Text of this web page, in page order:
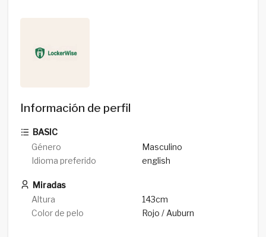
Información de perfil
BASIC
Género
Masculino
Idioma preferido
english
Miradas
Altura
143cm
Color de pelo
Rojo / Auburn